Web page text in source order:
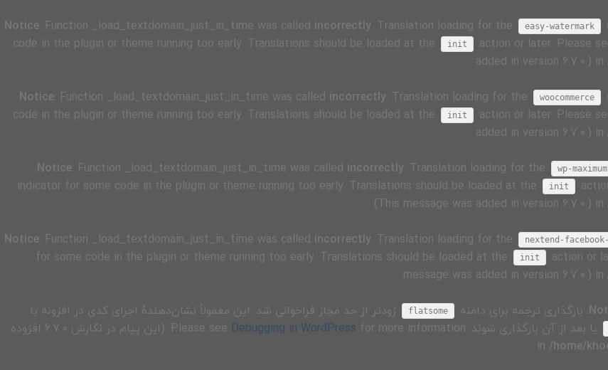
Notice: Function _load_textdomain_just_in_time was called incorrectly. Translation loading for the easy-watermark
code in the plugin or theme running too early. Translations should be loaded at the
init action or later. Please
added in version 6.7.0.) in
Notice: Function _load_textdomain_just_in_time was called incorrectly. Translation loading for the woocommerce
code in the plugin or theme running too early. Translations should be loaded at the
init action or later. Please
added in version 6.7.0.) in
Notice: Function _load_textdomain_just_in_time was called incorrectly. Translation loading for the wp-
indicator for some code in the plugin or theme running too early. Translations should be loaded at the
init
(This message was added in version 6.7.0.) in
Notice: Function _load_textdomain_just_in_time was called incorrectly. Translation loading for the nextend-
for some code in the plugin or theme running too early. Translations should be loaded at the
init action or
message was added in version 6.7.0.) in
. بارگذاری ترجمه برای دامنه flatsome
زودتر از حد مجاز فراخوانی شد. این معمولاً نشان‌دهندهٔ اجرای کدی در افزونه یا
یا بعد از آن بارگذاری شوند. Please see Debugging in WordPress
for more information. (این پیام در نگارش 6.7.0 افزوده
/home/